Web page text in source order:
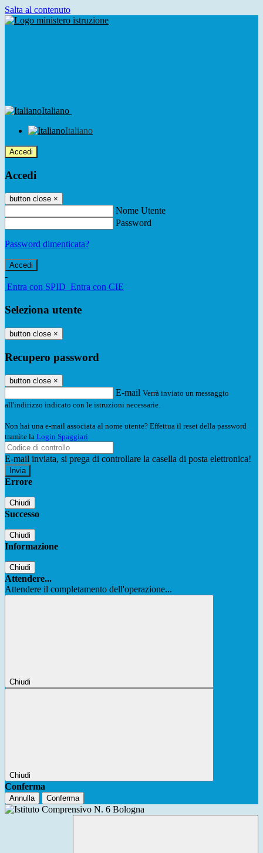
Salta al contenuto
Italiano
Italiano
Accedi
Accedi
button close ×
Nome Utente
Password
Password dimenticata?
-
Entra con SPID Entra con CIE
Seleziona utente
button close ×
Recupero password
button close ×
E-mail Verrà inviato un messaggio
all'indirizzo indicato con le istruzioni necessarie.
Non hai una e-mail associata al nome utente? Effettua il reset della password
tramite la Login Spaggiari
E-mail inviata, si prega di controllare la casella di posta elettronica!
Errore
Chiudi
Successo
Chiudi
Informazione
Chiudi
Attendere...
Attendere il completamento dell'operazione...
Chiudi
Chiudi
Conferma
Annulla Conferma